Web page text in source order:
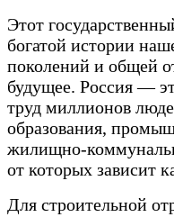
Этот
богатой истории
поколений и общей
будущее. Россия —
труд миллионов
образования,
жилищно-
от которых зависит
Для строительной